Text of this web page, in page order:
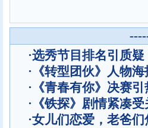
·选秀节目排名引质
· 《转型团伙》人物
· 《青春有你》决赛
· 《铁探》剧情紧凑
·女儿们恋爱，老爸